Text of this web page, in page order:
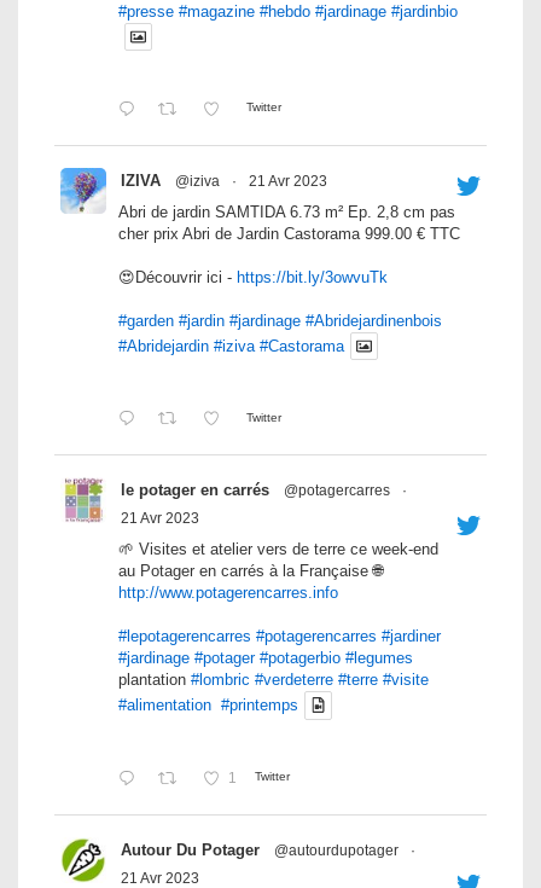
#presse #magazine #hebdo #jardinage #jardinbio
Twitter
IZIVA @iziva · 21 Avr 2023
Abri de jardin SAMTIDA 6.73 m² Ep. 2,8 cm pas
cher prix Abri de Jardin Castorama 999.00 € TTC
😍Découvrir ici - https://bit.ly/3owvuTk
#garden #jardin #jardinage #Abridejardinenbois
#Abridejardin #iziva #Castorama
Twitter
le potager en carrés @potagercarres
·
21 Avr 2023
🌱 Visites et atelier vers de terre ce week-end
au Potager en carrés à la Française 🌐
http://www.potagerencarres.info
#lepotagerencarres #potagerencarres #jardiner
#jardinage #potager #potagerbio #legumes
plantation #lombric #verdeterre #terre #visite
#alimentation #printemps
1 Twitter
Autour Du Potager @autourdupotager
·
21 Avr 2023